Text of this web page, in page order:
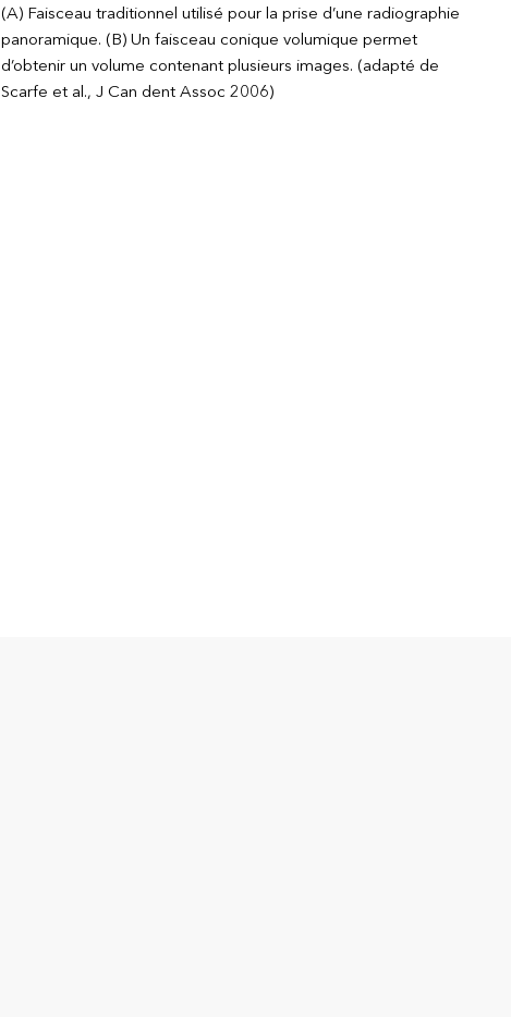
(A) Faisceau traditionnel utilisé pour la prise d’une radiographie
panoramique. (B) Un faisceau conique volumique permet
d’obtenir un volume contenant plusieurs images. (adapté de
Scarfe et al., J Can dent Assoc 2006)